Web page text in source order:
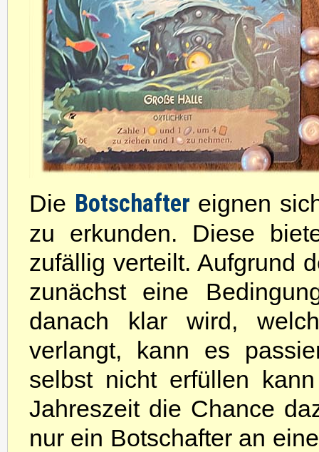
Die Botschafter eignen
zu erkunden. Diese
zufällig verteilt. Aufgrund
zunächst eine
danach klar wird,
verlangt, kann es
selbst nicht erfüllen
Jahreszeit die Chance
nur ein Botschafter an